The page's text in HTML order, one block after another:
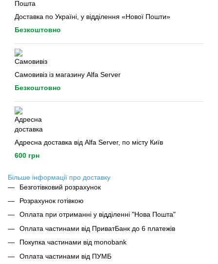
Доставка по Україні, у відділення «Нової Пошти»
Безкоштовно
Самовивіз із магазину Alfa Server
Безкоштовно
Адресна доставка від Alfa Server, по місту Київ
600 грн
Більше інформації про доставку
Безготівковий розрахунок
Розрахунок готівкою
Оплата при отриманні у відділенні "Нова Пошта"
Оплата частинами від ПриватБанк до 6 платежів
Покупка частинами від monobank
Оплата частинами від ПУМБ